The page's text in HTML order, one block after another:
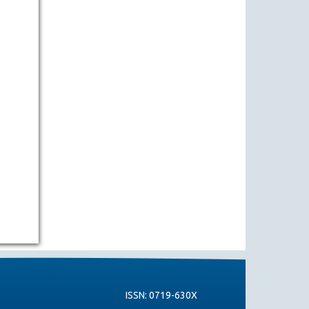
ISSN: 0719-630X